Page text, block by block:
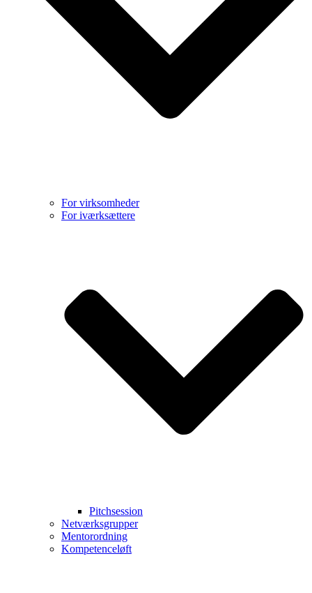
For virksomheder
For iværksættere
Pitchsession
Netværksgrupper
Mentorordning
Kompetenceløft